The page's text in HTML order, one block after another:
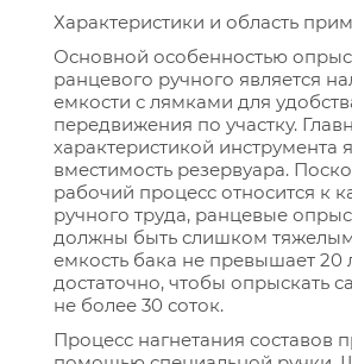
Характеристики и область
Основной особенностью
ранцевого ручного является
емкости с лямками для
передвижения по участку.
характеристикой инструмента
вместимость резервуара.
рабочий процесс относится к
ручного труда, ранцевые
должны быть слишком
емкость бака не превышает 20
достаточно, чтобы опрыскать
не более 30 соток.
Процесс нагнетания составов